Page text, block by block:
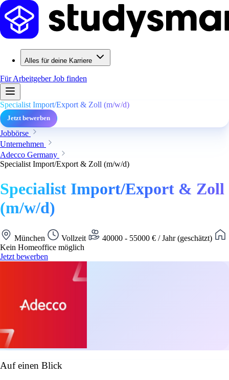
Alles für deine Karriere
Für ArbeitgeberJob finden
Specialist Import/Export & Zoll (m/w/d)
Jetzt bewerben
Jobbörse
Unternehmen
Adecco Germany
Specialist Import/Export & Zoll (m/w/d)
Specialist Import/Export & Zoll
(m/w/d)
München Vollzeit
40000 - 55000 € / Jahr (geschätzt)
Kein Homeoffice möglich
Jetzt bewerben
Auf einen Blick